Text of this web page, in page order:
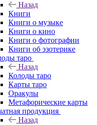
Назад
Книги
Книги о музыке
Книги о кино
Книги о фотографии
Книги об эзотерике
таро
Назад
Колоды таро
Карты таро
Оракулы
Метафорические карты
продукция
Назад